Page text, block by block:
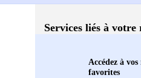
Services liés à votre
Accédez à
favorites